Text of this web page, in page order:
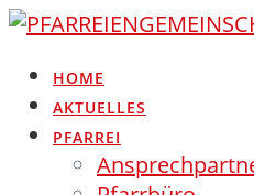
Skip
content
HOME
AKTUELLES
PFARREI